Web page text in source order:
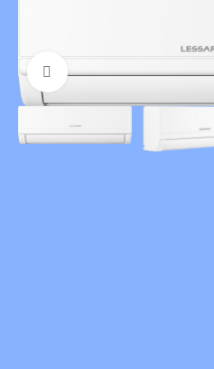
Нажмите, чтобы